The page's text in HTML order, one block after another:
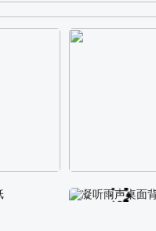
校园长发可爱